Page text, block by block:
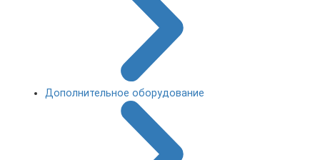
Дополнительное оборудование